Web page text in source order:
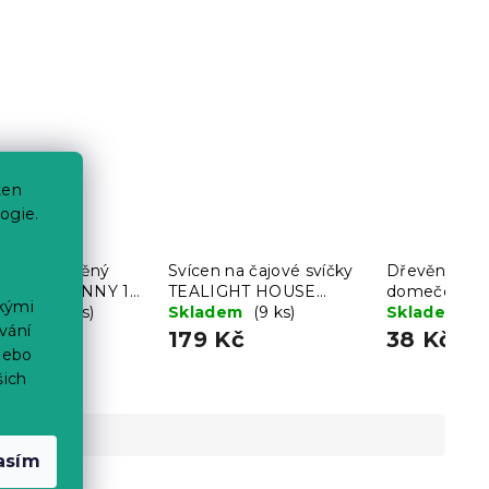
dřevěný
BUNNY 14
(>10 ks)
Svícen na čajové svíčky
TEALIGHT HOUSE
FACADE, červený
Skladem (9 ks)
179 Kč
Dřevěný
domeček
cm
Skladem
38 Kč